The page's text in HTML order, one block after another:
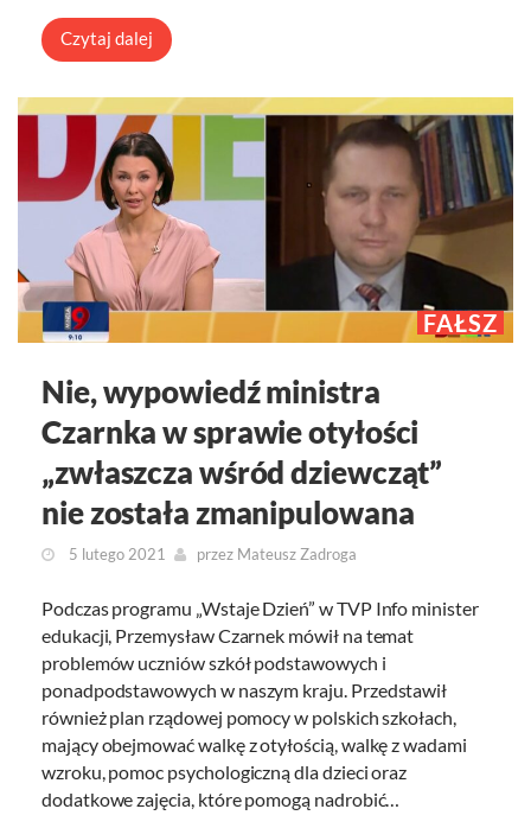
Czytaj dalej
FAŁSZ
Nie, wypowiedź ministra
Czarnka w sprawie otyłości
„zwłaszcza wśród dziewcząt”
nie została zmanipulowana
5 lutego 2021 przez Mateusz Zadroga
Podczas programu „Wstaje Dzień” w TVP Info minister
edukacji, Przemysław Czarnek mówił na temat
problemów uczniów szkół podstawowych i
ponadpodstawowych w naszym kraju. Przedstawił
również plan rządowej pomocy w polskich szkołach,
mający obejmować walkę z otyłością, walkę z wadami
wzroku, pomoc psychologiczną dla dzieci oraz
dodatkowe zajęcia, które pomogą nadrobić…